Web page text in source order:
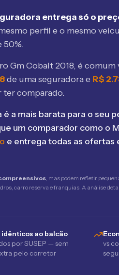
entrega só o
perfil e o mesmo
50%.
Gm Cobalt 2018, é comum
de uma seguradora e R$
ter comparado.
a mais barata para o seu
um comparador como o
e entrega todas as ofertas
, mas podem refletir
carro reserva e franquias. A análise
idênticos ao balcão
por SUSEP — sem
pelo corretor
vs